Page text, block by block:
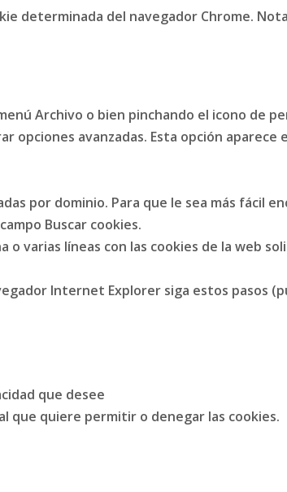
determinada del navegador Chrome.
Archivo o bien pinchando el icono de
opciones avanzadas. Esta opción aparece
por dominio. Para que le sea más fácil
Buscar cookies.
varias líneas con las cookies de la web
Internet Explorer siga estos pasos
que desee
que quiere permitir o denegar las cookies.